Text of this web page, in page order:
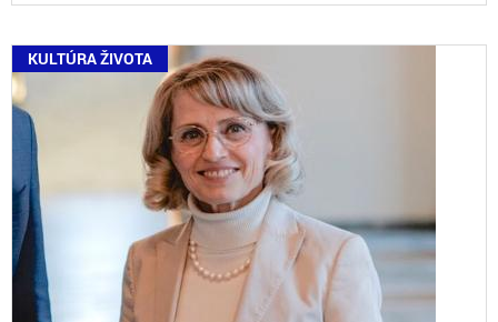
KULTÚRA ŽIVOTA